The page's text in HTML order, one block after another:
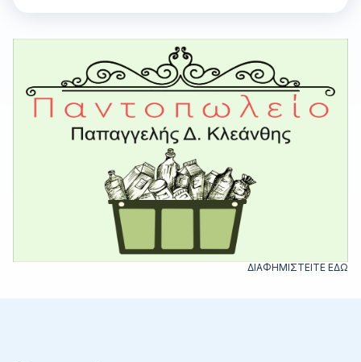
ΔΙΑΦΗΜΙΣΤΕΙΤΕ ΕΔΩ